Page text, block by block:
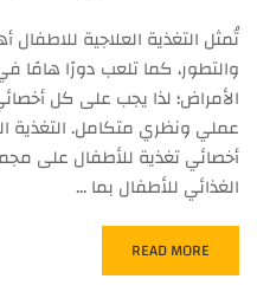
تُمثل التغذية العلاجية
والتطور، كما تلعب دورًا هامًا
الأمراض؛ لذا يجب على كل
عملي ونظري متكامل. التغذية
أخصائي تغذية للأطفال على
الغذائي للأطفال بما …
READ MORE